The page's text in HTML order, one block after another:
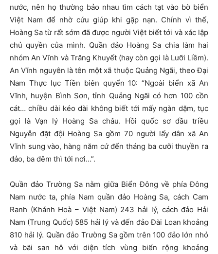
nước, nên họ thường bảo nhau tìm cách tạt vào bờ biển
Việt Nam để nhờ cứu giúp khi gặp nạn. Chính vì thế,
Hoàng Sa từ rất sớm đã được người Việt biết tới và xác lập
chủ quyền của mình. Quần đảo Hoàng Sa chia làm hai
nhóm An Vĩnh và Trăng Khuyết (hay còn gọi là Lưỡi Liềm).
An Vĩnh nguyên là tên một xã thuộc Quảng Ngãi, theo Đại
Nam Thực lục Tiền biên quyển 10: “Ngoài biển xã An
Vĩnh, huyện Bình Sơn, tỉnh Quảng Ngãi có hơn 100 cồn
cát… chiều dài kéo dài không biết tới mấy ngàn dặm, tục
gọi là Vạn lý Hoàng Sa châu. Hồi quốc sơ đầu triều
Nguyễn đặt đội Hoàng Sa gồm 70 người lấy dân xã An
Vĩnh sung vào, hàng năm cứ đến tháng ba cưỡi thuyền ra
đảo, ba đêm thì tới nơi…”.
Quần đảo Trường Sa nằm giữa Biển Đông về phía Đông
Nam nước ta, phía Nam quần đảo Hoàng Sa, cách Cam
Ranh (Khánh Hoà – Việt Nam) 243 hải lý, cách đảo Hải
Nam (Trung Quốc) 585 hải lý và đến đảo Đài Loan khoảng
810 hải lý. Quần đảo Trường Sa gồm trên 100 đảo lớn nhỏ
và bãi san hô với diện tích vùng biển rộng khoảng